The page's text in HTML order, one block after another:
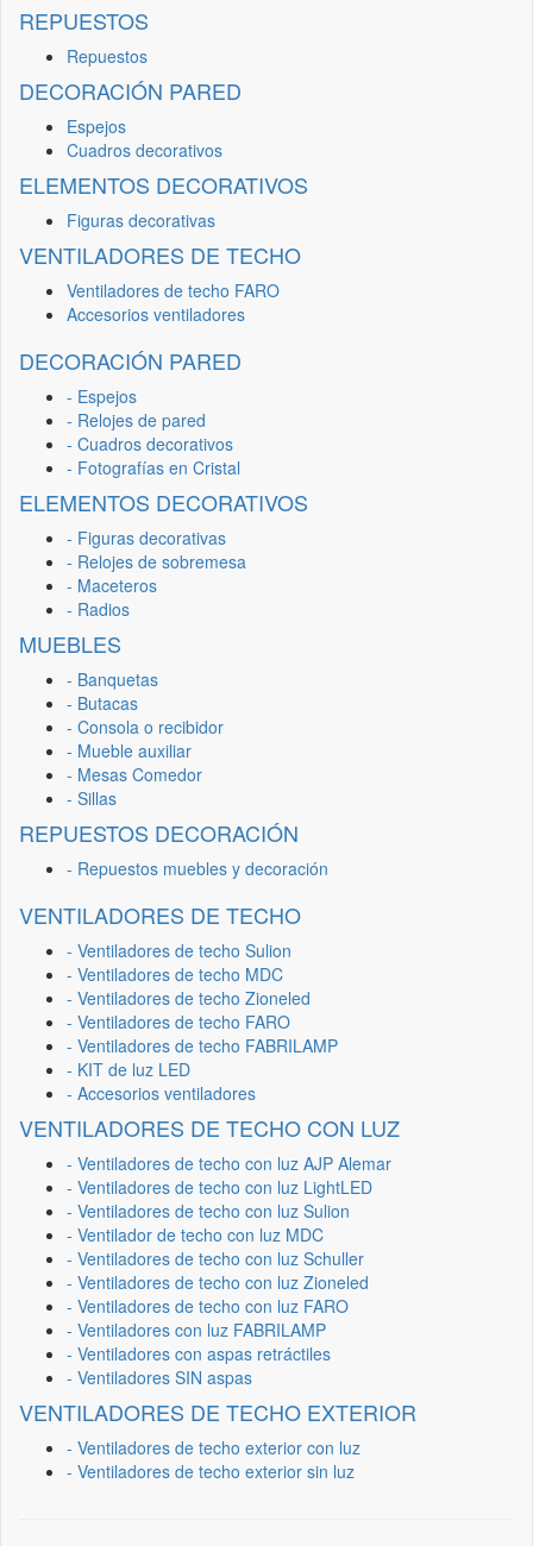
REPUESTOS
Repuestos
DECORACIÓN PARED
Espejos
Cuadros decorativos
ELEMENTOS DECORATIVOS
Figuras decorativas
VENTILADORES DE TECHO
Ventiladores de techo FARO
Accesorios ventiladores
DECORACIÓN PARED
- Espejos
- Relojes de pared
- Cuadros decorativos
- Fotografías en Cristal
ELEMENTOS DECORATIVOS
- Figuras decorativas
- Relojes de sobremesa
- Maceteros
- Radios
MUEBLES
- Banquetas
- Butacas
- Consola o recibidor
- Mueble auxiliar
- Mesas Comedor
- Sillas
REPUESTOS DECORACIÓN
- Repuestos muebles y decoración
VENTILADORES DE TECHO
- Ventiladores de techo Sulion
- Ventiladores de techo MDC
- Ventiladores de techo Zioneled
- Ventiladores de techo FARO
- Ventiladores de techo FABRILAMP
- KIT de luz LED
- Accesorios ventiladores
VENTILADORES DE TECHO CON LUZ
- Ventiladores de techo con luz AJP Alemar
- Ventiladores de techo con luz LightLED
- Ventiladores de techo con luz Sulion
- Ventilador de techo con luz MDC
- Ventiladores de techo con luz Schuller
- Ventiladores de techo con luz Zioneled
- Ventiladores de techo con luz FARO
- Ventiladores con luz FABRILAMP
- Ventiladores con aspas retráctiles
- Ventiladores SIN aspas
VENTILADORES DE TECHO EXTERIOR
- Ventiladores de techo exterior con luz
- Ventiladores de techo exterior sin luz